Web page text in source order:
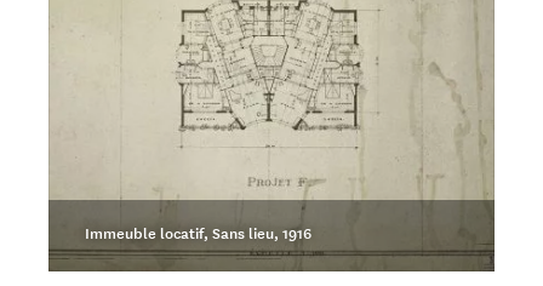
Immeuble locatif, Sans lieu, 1916